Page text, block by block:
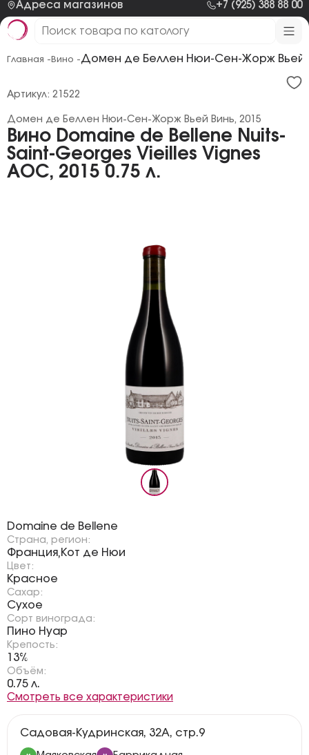
Адреса магазинов +7 (925) 388 88 00
Главная - Вино -Домен де Беллен Нюи-Сен-Жорж Вьей
Вино Domaine de Bellene Nuits-
Saint-Georges Vieilles Vignes
AOC, 2015 0.75 л.
Домен де Беллен Нюи-Сен-Жорж Вьей Винь, 2015
Артикул: 21522
Domaine de Bellene
Страна, регион:
Франция,Кот де Нюи
Цвет:
Красное
Сахар:
Сухое
Сорт винограда:
Пино Нуар
Крепость:
13%
Объём:
0.75 л.
Смотреть все характеристики
Садовая-Кудринская, 32А, стр.9